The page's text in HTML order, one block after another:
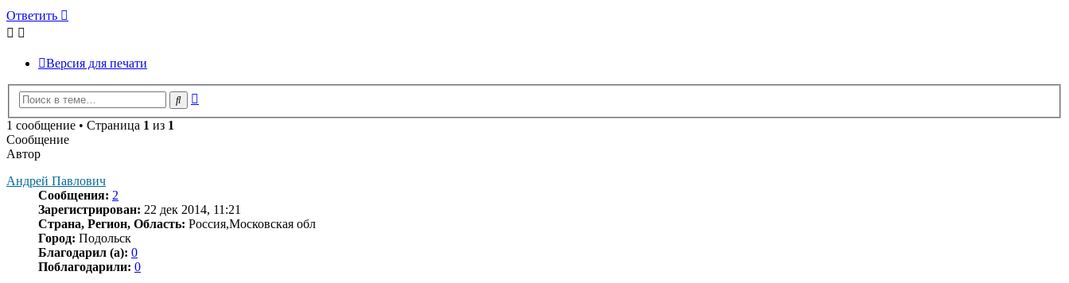
Ответить
Версия для печати
Поиск
1 сообщение • Страница 1 из 1
Сообщение
Автор
Андрей Павлович
Сообщения: 2
Зарегистрирован: 22 дек 2014, 11:21
Страна, Регион, Область: Россия,Московская обл
Город: Подольск
Благодарил (а): 0
Поблагодарили: 0